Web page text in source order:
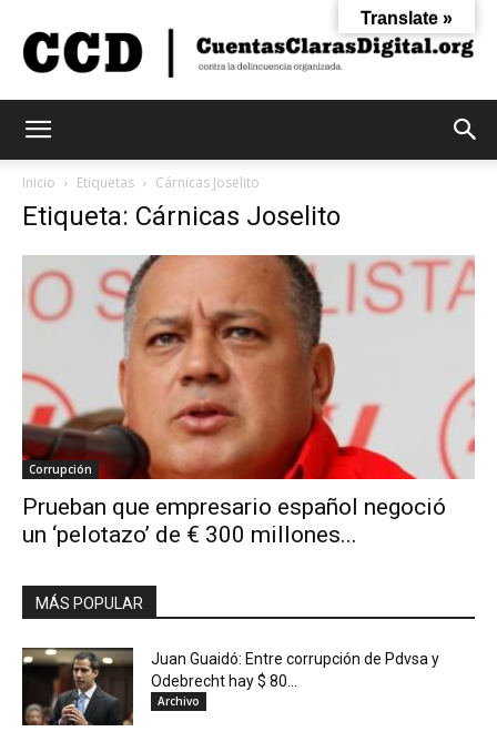
Digital
Inicio Etiquetas Cárnicas Joselito
Etiqueta: Cárnicas Joselito
Corrupción
Prueban que empresario español negoció
un ‘pelotazo’ de € 300 millones...
MÁS POPULAR
Juan Guaidó: Entre corrupción de Pdvsa y
Odebrecht hay $ 80...
Archivo
Translate »